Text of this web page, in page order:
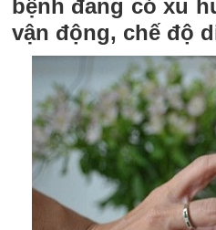
bệnh đang có xu
vận động, chế độ